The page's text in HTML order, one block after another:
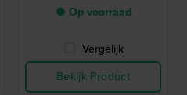
● Op voorraad
Vergelijk
Bekijk Product